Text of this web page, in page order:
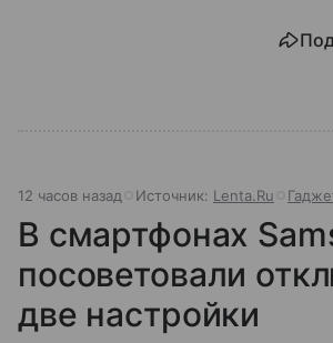
12 часов назад Источник: Lenta.Ru
В смартфонах
посоветовали
две настройки